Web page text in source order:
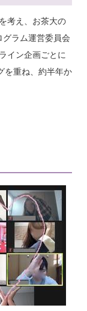
考え、お茶大の
ラム運営委員会
イン企画ごとに
を重ね、約半年か